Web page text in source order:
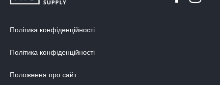
Політика конфіденційності
Політика конфіденційності
Положення про сайт